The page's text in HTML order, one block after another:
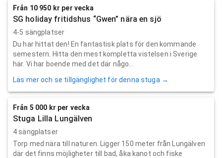
Från 10 950 kr per vecka
SG holiday fritidshus “Gwen” nära en sjö
4-5 sängplatser
Du har hittat den! En fantastisk plats för den kommande
semestern. Hitta den mest kompletta vistelsen i Sverige
här. Vi har boende med det där någo...
Läs mer och se tillgänglighet för denna stuga →
Från 5 000 kr per vecka
Stuga Lilla Lungälven
4 sängplatser
Torp med nära till naturen. Ligger 150 meter från Lungälven
där det finns möjligheter till bad, åka kanot och fiske